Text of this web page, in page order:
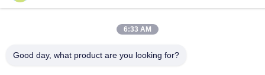
Datenschutzrichtlinie |Sitemap
6:33 AM
Good day, what product are you looking for?